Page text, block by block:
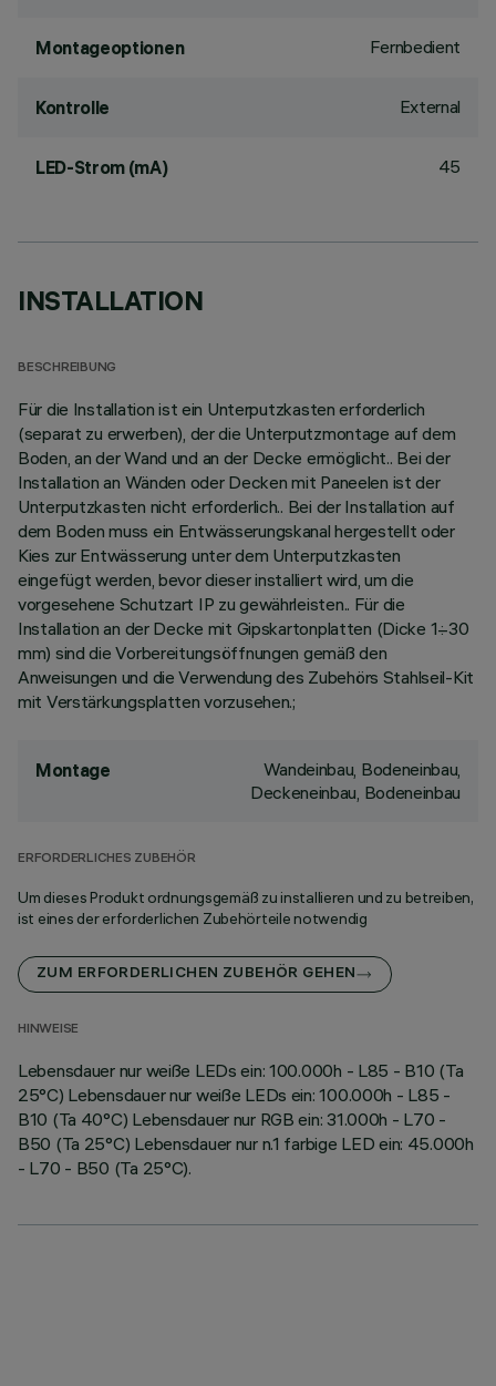
Montageoptionen Fernbedient
Kontrolle External
LED-Strom (mA) 45
INSTALLATION
BESCHREIBUNG
Für die Installation ist ein Unterputzkasten erforderlich
(separat zu erwerben), der die Unterputzmontage auf dem
Boden, an der Wand und an der Decke ermöglicht.. Bei der
Installation an Wänden oder Decken mit Paneelen ist der
Unterputzkasten nicht erforderlich.. Bei der Installation auf
dem Boden muss ein Entwässerungskanal hergestellt oder
Kies zur Entwässerung unter dem Unterputzkasten
eingefügt werden, bevor dieser installiert wird, um die
vorgesehene Schutzart IP zu gewährleisten.. Für die
Installation an der Decke mit Gipskartonplatten (Dicke 1÷30
mm) sind die Vorbereitungsöffnungen gemäß den
Anweisungen und die Verwendung des Zubehörs Stahlseil-Kit
mit Verstärkungsplatten vorzusehen.;
Montage
Wandeinbau, Bodeneinbau,
Deckeneinbau, Bodeneinbau
ERFORDERLICHES ZUBEHÖR
Um dieses Produkt ordnungsgemäß zu installieren und zu betreiben,
ist eines der erforderlichen Zubehörteile notwendig
ZUM ERFORDERLICHEN ZUBEHÖR GEHEN
HINWEISE
Lebensdauer nur weiße LEDs ein: 100.000h - L85 - B10 (Ta
25°C) Lebensdauer nur weiße LEDs ein: 100.000h - L85 -
B10 (Ta 40°C) Lebensdauer nur RGB ein: 31.000h - L70 -
B50 (Ta 25°C) Lebensdauer nur n.1 farbige LED ein: 45.000h
- L70 - B50 (Ta 25°C).